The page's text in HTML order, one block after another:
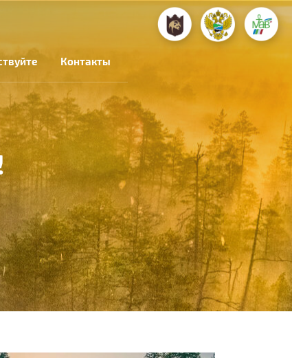
Контакты